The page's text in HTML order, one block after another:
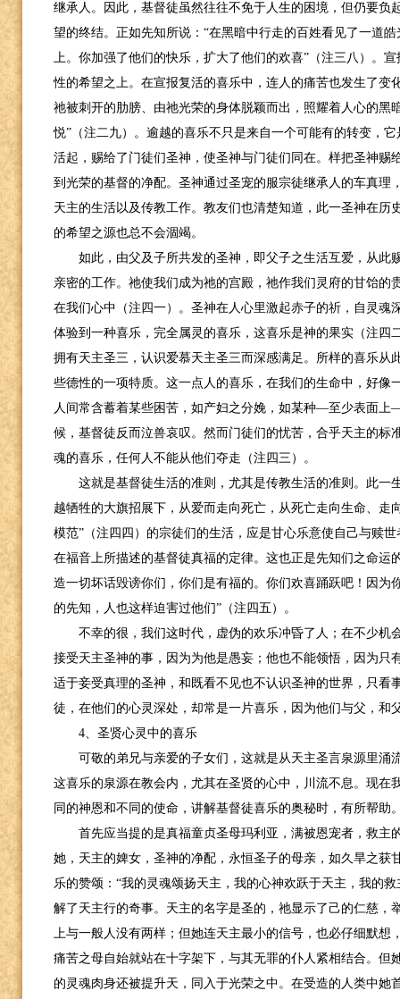
继承人。因此，基督徒虽然往往不免于人生的困境，但仍要负
望的终结。正如先知所说：“在黑暗中行走的百姓看见了一道
上。你加强了他们的快乐，扩大了他们的欢喜”（注三八）。
性的希望之上。在宣报复活的喜乐中，连人的痛苦也发生了变
祂被刺开的肋膀、由祂光荣的身体脱颖而出，照耀着人心的黑
悦”（注二九）。逾越的喜乐不只是来自一个可能有的转变，
活起，赐给了门徒们圣神，使圣神与门徒们同在。样把圣神赐
到光荣的基督的净配。圣神通过圣宠的服宗徒继承人的车真理
天主的生活以及传教工作。教友们也清楚知道，此一圣神在历
的希望之源也总不会涸竭。
如此，由父及子所共发的圣神，即父子之生活互爱，从此
亲密的工作。祂使我们成为祂的宫殿，祂作我们灵府的甘饴的
在我们心中（注四一）。圣神在人心里激起赤子的祈，自灵魂
体验到一种喜乐，完全属灵的喜乐，这喜乐是神的果实（注四
拥有天主圣三，认识爱慕天主圣三而深感满足。所样的喜乐从
些德性的一项特质。这一点人的喜乐，在我们的生命中，好像
人间常含蓄着某些困苦，如产妇之分娩，如某种—至少表面
候，基督徒反而泣兽哀叹。然而门徒们的忧苦，合乎天主的标
魂的喜乐，任何人不能从他们夺走（注四三）。
这就是基督徒生活的准则，尤其是传教生活的准则。此一
越牺牲的大旗招展下，从爱而走向死亡，从死亡走向生命、走
模范”（注四四）的宗徒们的生活，应是甘心乐意使自己与赎
在福音上所描述的基督徒真福的定律。这也正是先知们之命运
造一切坏话毁谤你们，你们是有福的。你们欢喜踊跃吧！因为
的先知，人也这样迫害过他们”（注四五）。
不幸的很，我们这时代，虚伪的欢乐冲昏了人；在不少机
接受天主圣神的事，因为为他是愚妄；他也不能领悟，因为
适于妾受真理的圣神，和既看不见也不认识圣神的世界，只看
徒，在他们的心灵深处，却常是一片喜乐，因为他们与父，和
4、圣贤心灵中的喜乐
可敬的弟兄与亲爱的子女们，这就是从天主圣言泉源里涌
这喜乐的泉源在教会内，尤其在圣贤的心中，川流不息。现在
同的神恩和不同的使命，讲解基督徒喜乐的奥秘时，有所帮助
首先应当提的是真福童贞圣母玛利亚，满被恩宠者，救主
她，天主的婢女，圣神的净配，永恒圣子的母亲，如久旱之获
乐的赞颂：“我的灵魂颂扬天主，我的心神欢跃于天主，我的
解了天主行的奇事。天主的名字是圣的，祂显示了己的仁慈，
上与一般人没有两样；但她连天主最小的信号，也必仔细默想
痛苦之母自始就站在十字架下，与其无罪的仆人紧相结合。但
的灵魂肉身还被提升天，同入于光荣之中。在受造的人类中她